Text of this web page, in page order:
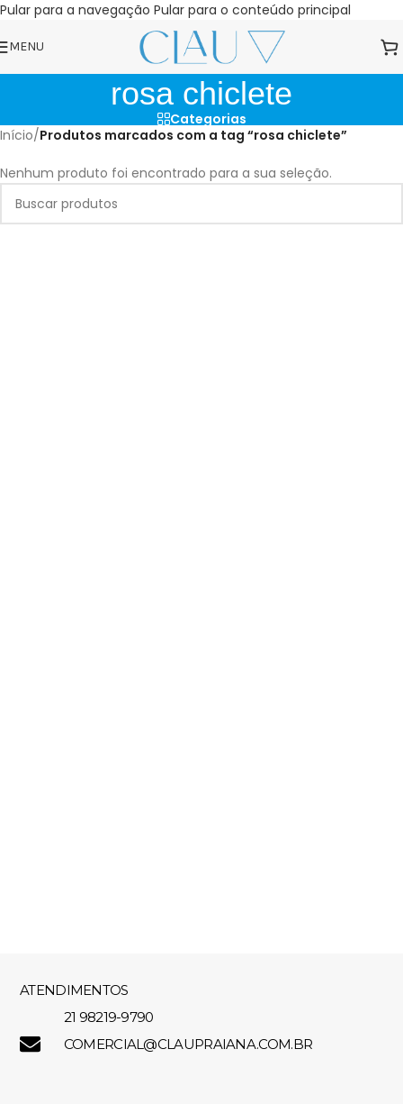
Pular para a navegação Pular para o conteúdo principal
MENU
rosa chiclete
Categorias
Início/Produtos marcados com a tag “rosa chiclete”
Nenhum produto foi encontrado para a sua seleção.
ATENDIMENTOS
21 98219-9790
COMERCIAL@CLAUPRAIANA.COM.BR